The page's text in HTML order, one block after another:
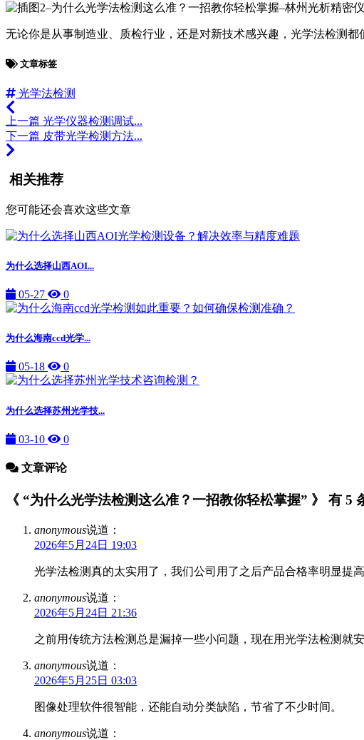
无论你是从事制造业、质检行业，还是对新技术感兴趣，光学法检测
文章标签
光学法检测
上一篇 光学仪器检测调试...
下一篇 皮带光学检测方法...
相关推荐
您可能还会喜欢这些文章
为什么选择山西AOI...
05-27 0
为什么海南ccd光学...
05-18 0
为什么选择苏州光学技...
03-10 0
文章评论
《 “为什么光学法检测这么准？一招教你轻松掌握” 》 有 5
anonymous说道：
2026年5月24日 19:03
光学法检测真的太实用了，我们公司用了之后产品合格率明显提高
anonymous说道：
2026年5月24日 21:36
之前用传统方法检测总是漏掉一些小问题，现在用光学法检测就安
anonymous说道：
2026年5月25日 03:03
图像处理软件很智能，还能自动分类缺陷，节省了不少时间。
anonymous说道：